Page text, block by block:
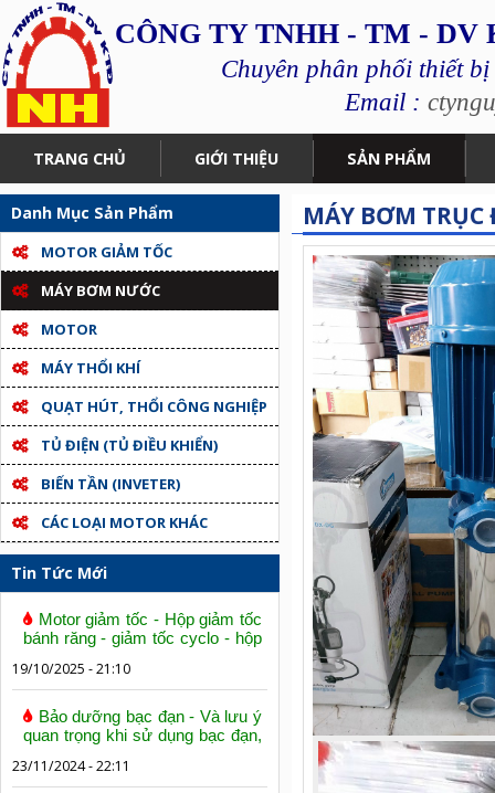
CÔNG TY TNHH - TM -
Chuyên phân phối thiết
Email :
TRANG CHỦ GIỚI THIỆU SẢN PHẨM
Danh Mục Sản Phẩm
MOTOR GIẢM TỐC
MÁY BƠM NƯỚC
MOTOR
MÁY THỔI KHÍ
QUẠT HÚT, THỔI CÔNG NGHIỆP
TỦ ĐIỆN (TỦ ĐIỀU KHIỂN)
BIẾN TẦN (INVETER)
CÁC LOẠI MOTOR KHÁC
Tin Tức Mới
Motor giảm tốc - Hộp giảm tốc
bánh răng - giảm tốc cyclo - hộp
19/10/2025 - 21:10
Bảo dưỡng bạc đạn - Và lưu ý
quan trọng khi sử dụng bạc đạn,
23/11/2024 - 22:11
MÁY BƠM TRỤC